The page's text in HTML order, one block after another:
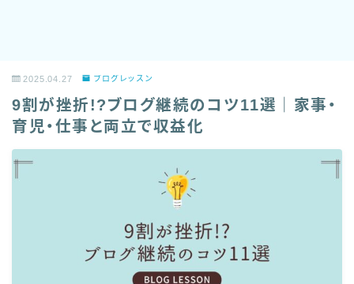
2025.04.27 ブログレッスン
9割が挫折!?ブログ継続のコツ11選｜家事・
育児・仕事と両立で収益化